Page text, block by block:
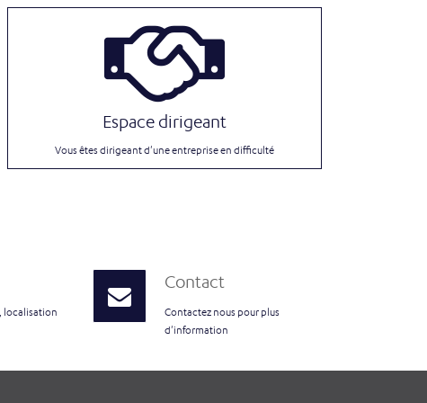
Espace dirigeant
Vous êtes dirigeant d'une entreprise en difficulté
localisation
Contact
Contactez nous pour plus
d'information